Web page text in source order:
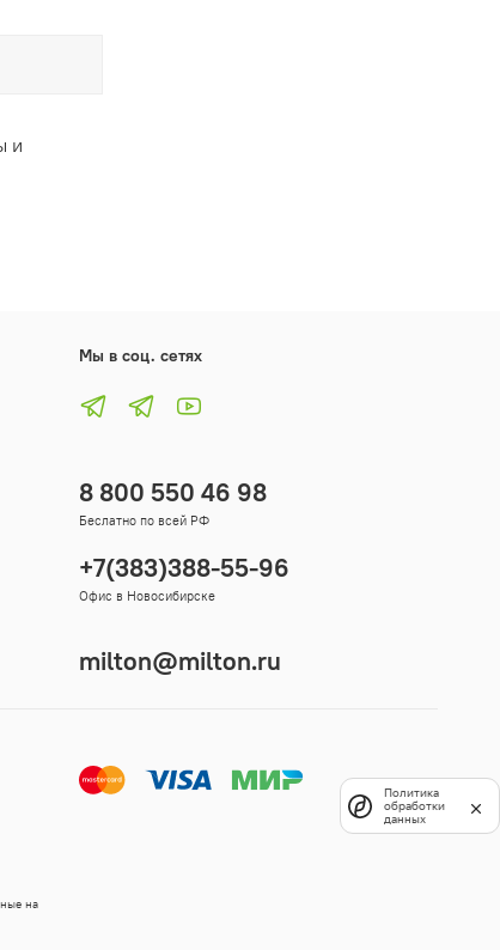
и
Мы в соц. сетях
8 800 550 46 98
Беслатно по всей РФ
+7(383)388-55-96
Офис в Новосибирске
milton@milton.ru
на
Политика
обработки
данных